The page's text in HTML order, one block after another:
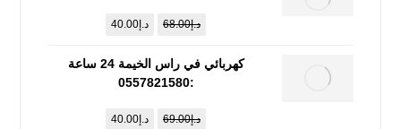
د.إ68.00 د.إ 40.00
كهربائي في راس الخيمة 24 ساعة
:0557821580
د.إ69.00 د.إ 40.00